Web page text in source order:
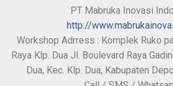
PT Mabruka Inovasi
http://
Workshop Adrress : Komplek Ruko
Raya Klp. Dua Jl. Boulevard Raya
Dua, Kec. Klp. Dua, Kabupaten